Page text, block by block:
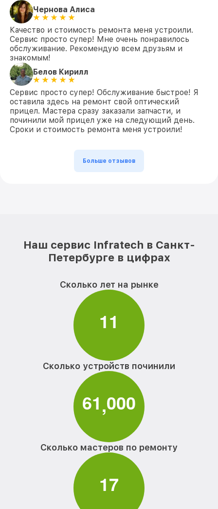
Чернова Алиса
Качество и стоимость ремонта меня устроили.
Сервис просто супер! Мне очень понравилось
обслуживание. Рекомендую всем друзьям и
знакомым!
Белов Кирилл
Сервис просто супер! Обслуживание быстрое! Я
оставила здесь на ремонт свой оптический
прицел. Мастера сразу заказали запчасти, и
починили мой прицел уже на следующий день.
Сроки и стоимость ремонта меня устроили!
Больше отзывов
Наш сервис Infratech в Санкт-
Петербурге в цифрах
Сколько лет на рынке
11
Сколько устройств починили
61,000
Сколько мастеров по ремонту
17